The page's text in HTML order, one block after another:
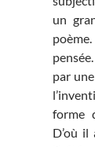
un
par
forme
D’où